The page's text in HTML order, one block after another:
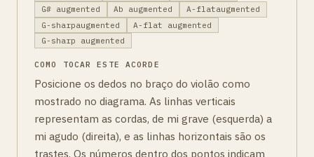
G# augmented
Ab augmented
A-flataugmented
G-sharpaugmented
A-flat augmented
G-sharp augmented
COMO TOCAR ESTE ACORDE
Posicione os dedos no braço do violão como
mostrado no diagrama. As linhas verticais
representam as cordas, de mi grave (esquerda) a
mi agudo (direita), e as linhas horizontais são os
trastes. Os números dentro dos pontos indicam